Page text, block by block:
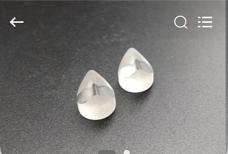
PRODUCTEN
ONGEVEER
ONS
Co.,Ltd.